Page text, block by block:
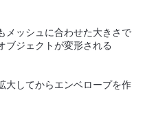
メッシュに合わせた大きさで
ブジェクトが変形される
大してからエンベロープを作